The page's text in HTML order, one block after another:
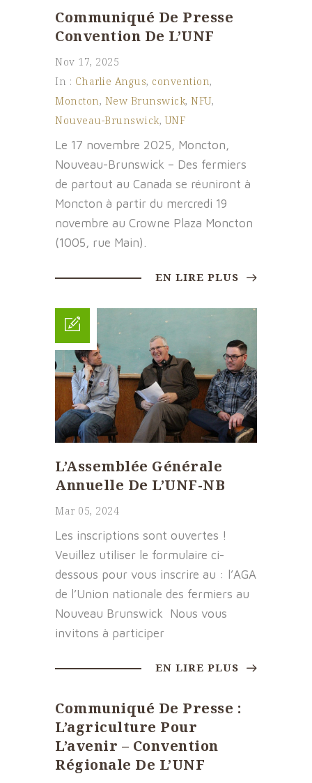
Communiqué De Presse
Convention De L’UNF
Nov 17, 2025
In : Charlie Angus, convention,
Moncton, New Brunswick, NFU,
Nouveau-Brunswick,UNF
Le 17 novembre 2025, Moncton,
Nouveau-Brunswick – Des fermiers
de partout au Canada se réuniront à
Moncton à partir du mercredi 19
novembre au Crowne Plaza Moncton
(1005, rue Main).
EN LIRE PLUS
L’Assemblée Générale
Annuelle De L’UNF-NB
Mar 05, 2024
Les inscriptions sont ouvertes !
Veuillez utiliser le formulaire ci-
dessous pour vous inscrire au : l’AGA
de l’Union nationale des fermiers au
Nouveau Brunswick Nous vous
invitons à participer
EN LIRE PLUS
Communiqué De Presse :
L’agriculture Pour
L’avenir – Convention
Régionale De L’UNF